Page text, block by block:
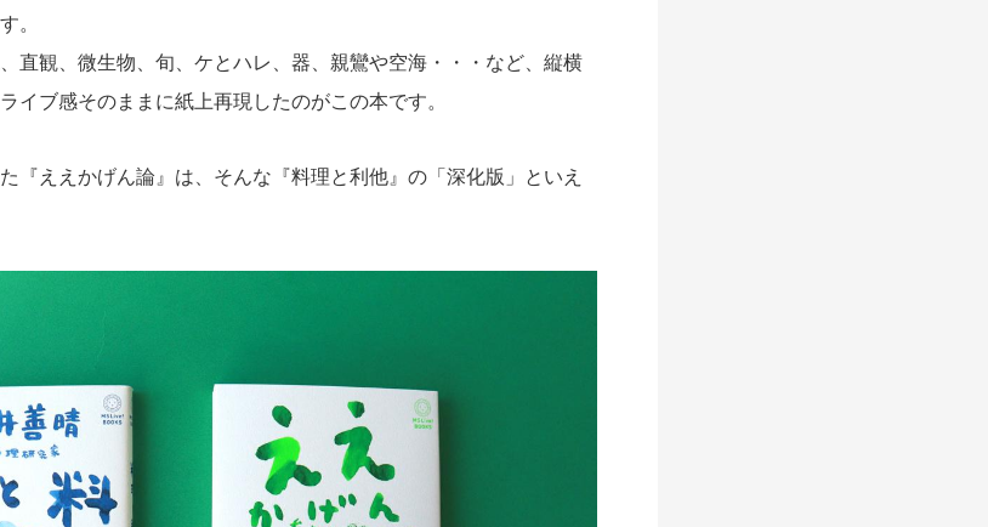
。
直観、微生物、旬、ケとハレ、器、親鸞や空海・・・など、縦横
イブ感そのままに紙上再現したのがこの本です。
ええかげん論』は、そんな『料理と利他』の「深化版」といえ